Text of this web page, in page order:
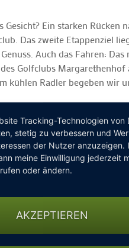
Ein starken
Das zweite Etappenziel
Auch das Fahren:
Golfclubs
Radler begeben wir
Tracking-Technologien von
stetig zu verbessern und
der Nutzer anzuzeigen.
meine Einwilligung jederzeit
oder ändern.
AKZEPTIEREN